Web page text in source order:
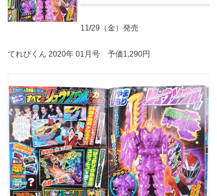
11/29（金）発売
てれびくん 2020年 01月号 予価1,290円